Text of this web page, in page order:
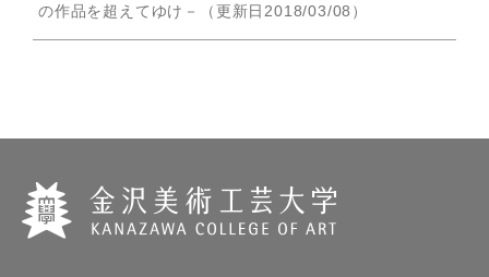
の作品を超えてゆけ－（更新日2018/03/08）